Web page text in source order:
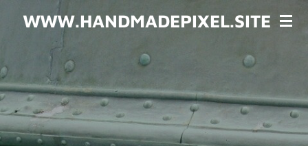
ZumWWW.HANDMADEPIXEL.SITE